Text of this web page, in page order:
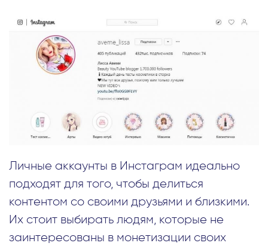
Личные аккаунты в Инстаграм идеально
подходят для того, чтобы делиться
контентом со своими друзьями и близкими.
Их стоит выбирать людям, которые не
заинтересованы в монетизации своих